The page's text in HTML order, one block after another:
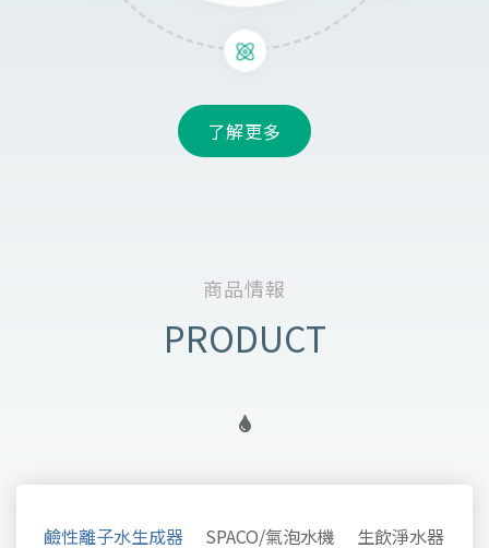
了解更多
商品情報
鹼性離子水生成器 SPACO/氣泡水機 生飲淨水器